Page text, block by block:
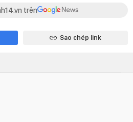
trên
Sao chép link